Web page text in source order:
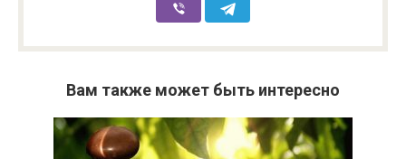
Вам также может быть интересно